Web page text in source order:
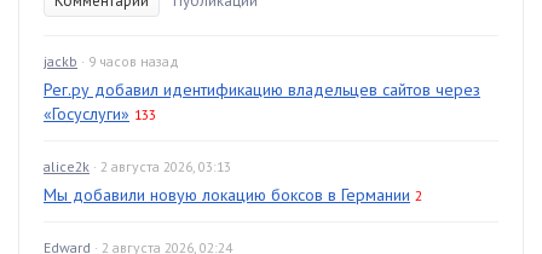
jackb · 9 часов назад
Рег.ру добавил идентификацию владельцев сайтов через
«Госуслуги» 133
alice2k · 2 августа 2026, 03:13
Мы добавили новую локацию боксов в Германии 2
Edward · 2 августа 2026, 02:24